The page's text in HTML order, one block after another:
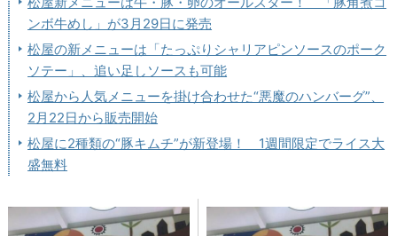
ンボ牛めし」が3月29日に発売
松屋の新メニューは「たっぷりシャリアピンソースのポーク
ソテー」、追い足しソースも可能
松屋から人気メニューを掛け合わせた“悪魔のハンバーグ”、
2月22日から販売開始
松屋に2種類の“豚キムチ”が新登場！ 1週間限定でライス大
盛無料